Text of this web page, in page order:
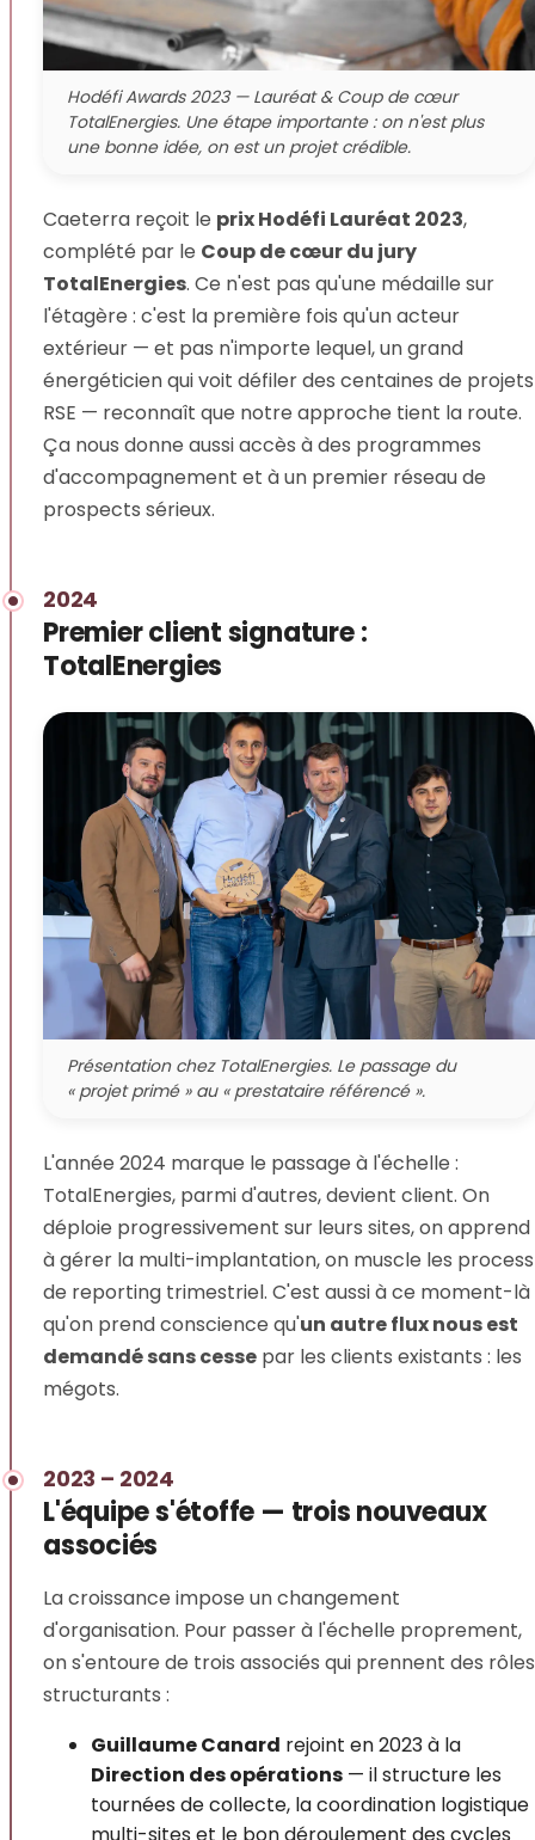
Hodéfi Awards 2023 — Lauréat & Coup de cœur
TotalEnergies. Une étape importante : on n'est plus
une bonne idée, on est un projet crédible.
Caeterra reçoit le prix Hodéfi Lauréat 2023,
complété par le Coup de cœur du jury
TotalEnergies. Ce n'est pas qu'une médaille sur
l'étagère : c'est la première fois qu'un acteur
extérieur — et pas n'importe lequel, un grand
énergéticien qui voit défiler des centaines de projets
RSE — reconnaît que notre approche tient la route.
Ça nous donne aussi accès à des programmes
d'accompagnement et à un premier réseau de
prospects sérieux.
2024
Premier client signature :
TotalEnergies
Présentation chez TotalEnergies. Le passage du
« projet primé » au « prestataire référencé ».
L'année 2024 marque le passage à l'échelle :
TotalEnergies, parmi d'autres, devient client. On
déploie progressivement sur leurs sites, on apprend
à gérer la multi-implantation, on muscle les process
de reporting trimestriel. C'est aussi à ce moment-là
qu'on prend conscience qu'un autre flux nous est
demandé sans cesse par les clients existants : les
mégots.
2023 – 2024
L'équipe s'étoffe — trois nouveaux
associés
La croissance impose un changement
d'organisation. Pour passer à l'échelle proprement,
on s'entoure de trois associés qui prennent des rôles
structurants :
Guillaume Canard rejoint en 2023 à la
Direction des opérations — il structure les
tournées de collecte, la coordination logistique